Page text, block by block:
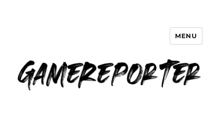
GameReporter | Cultura Gamer
MENU